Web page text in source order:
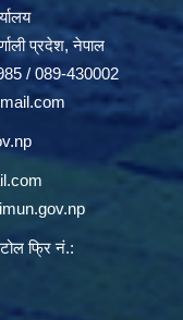
प्रदेश, नेपाल
/ 089-430002
टोल फ्रि नं.: